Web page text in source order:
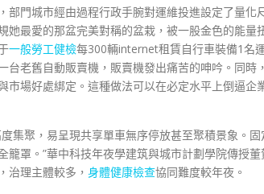
部門城市經由過程行政手腕對運維投進設定了量化
她最愛的那盆完美對稱的盆栽，被一股金色的能量
一般勞工健檢每300輛internet租賃自行車裝備1名
老舊自動販賣機，販賣機發出痛苦的呻吟。同時，
場好處綁定。這種做法可以在必定水平上倒逼企
集聚，易呈現共享單車無序停放甚至聚積景象。固
罩。”華中科技年夜學建筑與城市計劃學院傳授董
治理主體較多， 身體健康檢查協同難度較年夜。